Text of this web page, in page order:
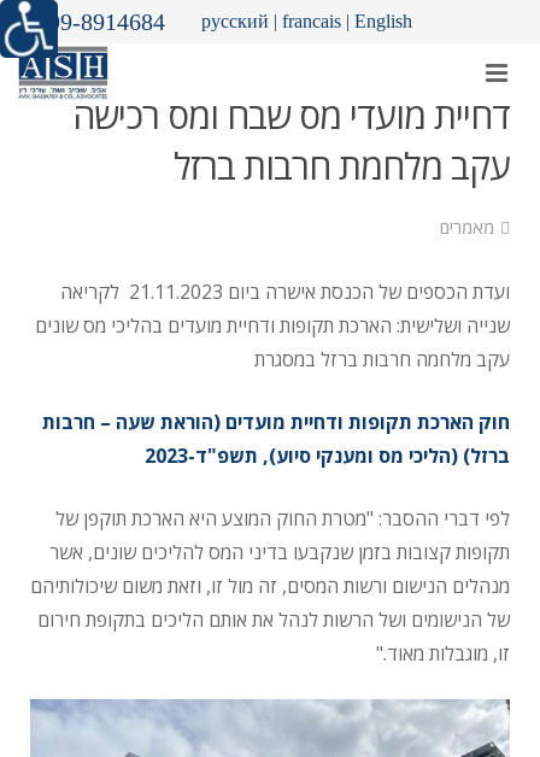
09-8914684 русский | francais| English
דחיית מועדי מס שבח ומס רכישה
עקב מלחמת חרבות ברזל
מאמרים
ועדת הכספים של הכנסת אישרה ביום 21.11.2023 לקריאה
שנייה ושלישית: הארכת תקופות ודחיית מועדים בהליכי מס שונים
עקב מלחמה חרבות ברזל במסגרת
חוק הארכת תקופות ודחיית מועדים (הוראת שעה – חרבות
ברזל) (הליכי מס ומענקי סיוע), תשפ"ד-2023
לפי דברי ההסבר: "מטרת החוק המוצע היא הארכת תוקפן של
תקופות קצובות בזמן שנקבעו בדיני המס להליכים שונים, אשר
מנהלים הנישום ורשות המסים, זה מול זו, וזאת משום שיכולותיהם
של הנישומים ושל הרשות לנהל את אותם הליכים בתקופת חירום
זו, מוגבלות מאוד."